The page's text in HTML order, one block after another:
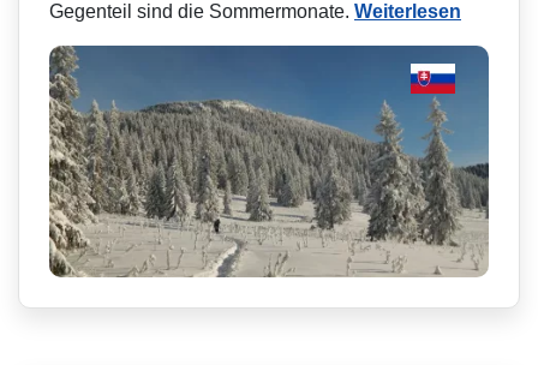
Gegenteil sind die Sommermonate. Weiterlesen